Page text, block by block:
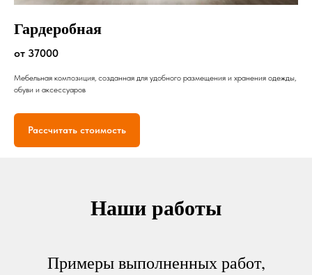
Гардеробная
от 37000
Мебельная композиция, созданная для удобного размещения и хранения одежды,
обуви и аксессуаров
Рассчитать стоимость
Наши работы
Примеры выполненных работ,